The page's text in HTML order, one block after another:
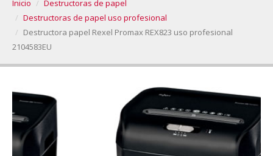
Inicio
Destructoras de papel
Destructoras de papel uso profesional
Destructora papel Rexel Promax REX823 uso profesional
2104583EU